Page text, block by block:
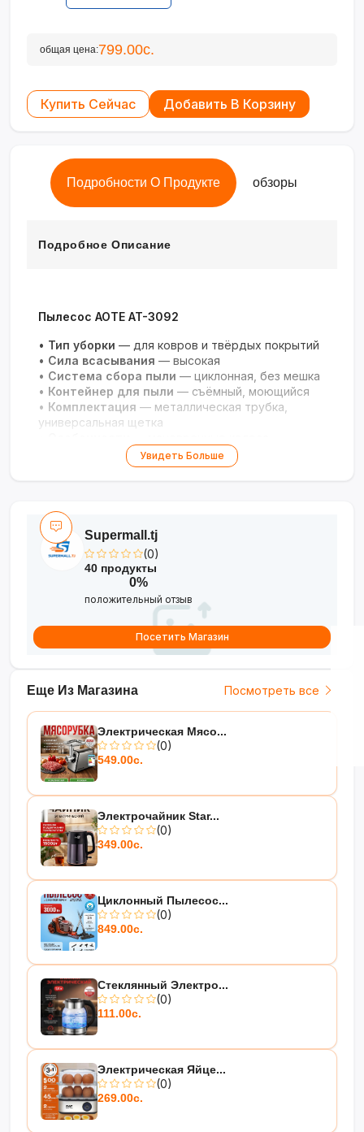
общая цена:799.00с.
Купить Сейчас Добавить В Корзину
Подробности О Продукте обзоры
Подробное Описание
Пылесос AOTE AT-3092
• Тип уборки — для ковров и твёрдых покрытий
• Сила всасывания — высокая
• Система сбора пыли — циклонная, без мешка
• Контейнер для пыли — съёмный, моющийся
• Комплектация — металлическая трубка,
универсальная щетка
эргономичная ручка
— 25 месяцев
чистоты в вашем доме!
Увидеть Больше
Еще Из Магазина Посмотреть все
Электрическая Мясо...
(0)
549.00с.
Электрочайник Star...
(0)
349.00с.
Циклонный Пылесос...
(0)
849.00с.
Стеклянный Электро...
(0)
111.00с.
Электрическая Яйце...
(0)
269.00с.
Supermall.tj
(0)
40 продукты
0%
положительный отзыв
Посетить Магазин